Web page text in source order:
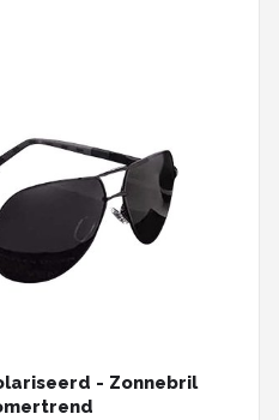
- Zonnebril